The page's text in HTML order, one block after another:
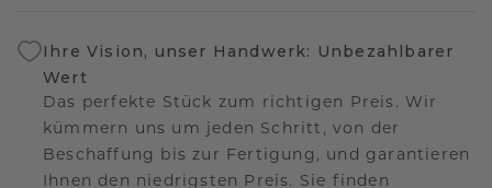
Ihre Vision, unser Handwerk: Unbezahlbarer
Wert
Das perfekte Stück zum richtigen Preis. Wir
kümmern uns um jeden Schritt, von der
Beschaffung bis zur Fertigung, und garantieren
Ihnen den niedrigsten Preis. Sie finden